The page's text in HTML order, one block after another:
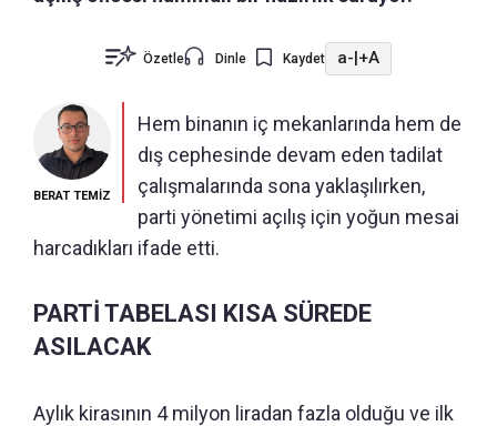
Özetle Dinle Kaydet a- +A
BERAT TEMİZ
Hem binanın iç mekanlarında hem de
dış cephesinde devam eden tadilat
çalışmalarında sona yaklaşılırken,
parti yönetimi açılış için yoğun mesai
harcadıkları ifade etti.
PARTİ TABELASI KISA SÜREDE
ASILACAK
Aylık kirasının 4 milyon liradan fazla olduğu ve ilk